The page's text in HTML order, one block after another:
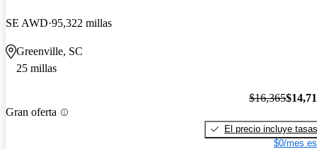
SE AWD 95,322 millas
Greenville, SC
25 millas
Gran oferta
$16,365
El precio incluye tasas
$0/mes